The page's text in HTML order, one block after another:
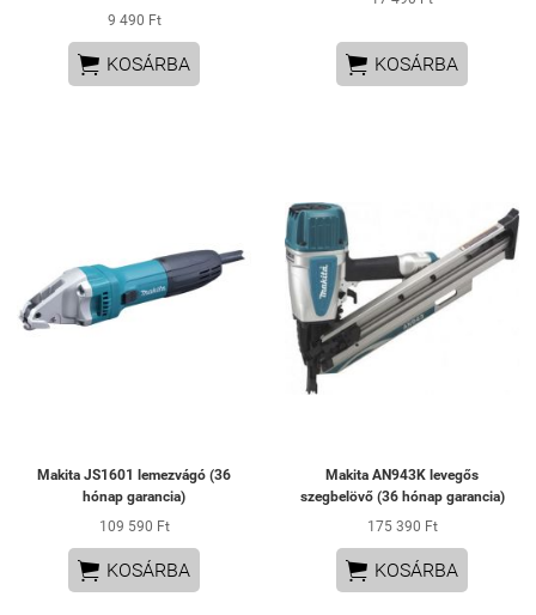
9 490 Ft
 KOSÁRBA  KOSÁRBA
Makita JS1601 lemezvágó (36
hónap garancia)
109 590 Ft
 KOSÁRBA
Makita AN943K levegős
szegbelövő (36 hónap garancia)
175 390 Ft
 KOSÁRBA